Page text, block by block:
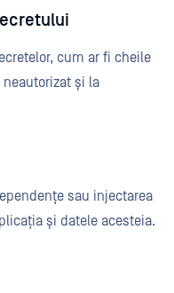
cum ar fi cheile
neautorizat și la
sau injectarea
și datele acesteia.